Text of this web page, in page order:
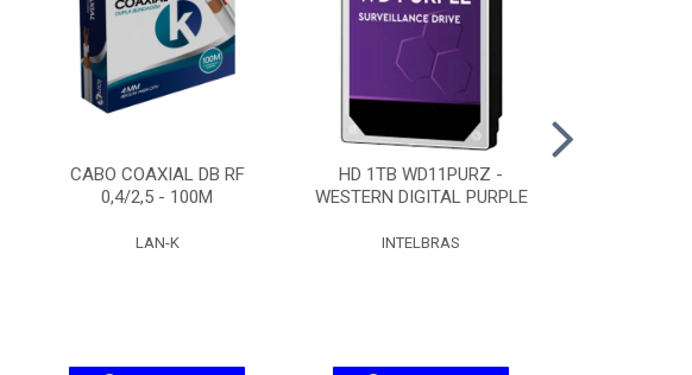
CABO COAXIAL DB RF
0,4/2,5 - 100M
LAN-K
HD 1TB WD11PURZ -
WESTERN DIGITAL PURPLE
INTELBRAS